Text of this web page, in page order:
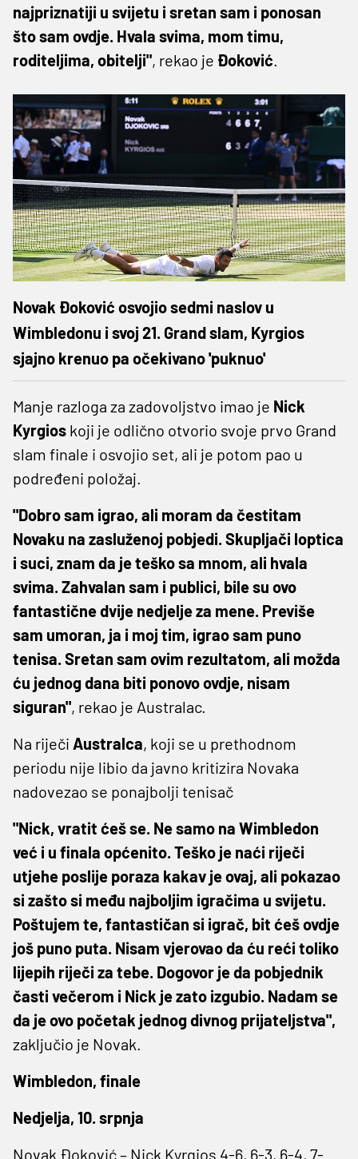
najpriznatiji u svijetu i sretan sam i ponosan
što sam ovdje. Hvala svima, mom timu,
roditeljima, obitelji", rekao je Đoković
Novak Đoković osvojio sedmi naslov u
Wimbledonu i svoj 21. Grand slam, Kyrgios
sjajno krenuo pa očekivano 'puknuo'
Manje razloga za zadovoljstvo imao je Nick
Kyrgios koji je odlično otvorio svoje prvo Grand
slam finale i osvojio set, ali je potom pao u
podređeni položaj.
"Dobro sam igrao, ali moram da čestitam
Novaku na zasluženoj pobjedi. Skupljači loptica
i suci, znam da je teško sa mnom, ali hvala
svima. Zahvalan sam i publici, bile su ovo
fantastične dvije nedjelje za mene. Previše
sam umoran, ja i moj tim, igrao sam puno
tenisa. Sretan sam ovim rezultatom, ali možda
ću jednog dana biti ponovo ovdje, nisam
siguran", rekao je Australac.
Na riječi Australca, koji se u prethodnom
periodu nije libio da javno kritizira Novaka
nadovezao se ponajbolji tenisač
"Nick, vratit ćeš se. Ne samo na Wimbledon
već i u finala općenito. Teško je naći riječi
utjehe poslije poraza kakav je ovaj, ali pokazao
si zašto si među najboljim igračima u svijetu.
Poštujem te, fantastičan si igrač, bit ćeš ovdje
još puno puta. Nisam vjerovao da ću reći toliko
lijepih riječi za tebe. Dogovor je da pobjednik
časti večerom i Nick je zato izgubio. Nadam se
da je ovo početak jednog divnog prijateljstva",
zaključio je Novak.
Wimbledon, finale
Nedjelja, 10. srpnja
Novak Đoković – Nick Kyrgios 4-6, 6-3, 6-4, 7-